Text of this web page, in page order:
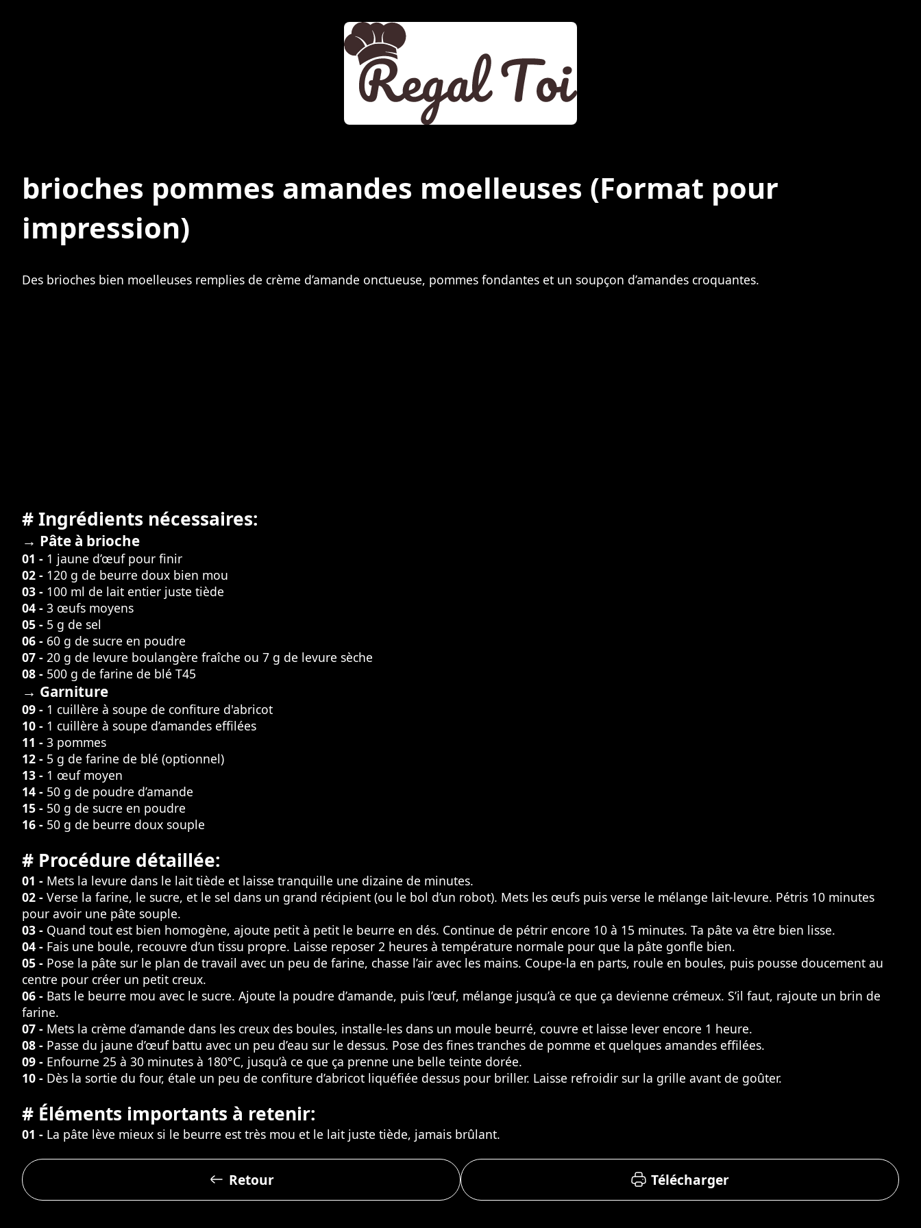
brioches pommes amandes moelleuses (Format pour
impression)
Des brioches bien moelleuses remplies de crème d’amande onctueuse, pommes fondantes et un soupçon d’amandes croquantes.
# Ingrédients nécessaires:
→ Pâte à brioche
01 - 1 jaune d’œuf pour finir
02 - 120 g de beurre doux bien mou
03 - 100 ml de lait entier juste tiède
04 - 3 œufs moyens
05 - 5 g de sel
06 - 60 g de sucre en poudre
07 - 20 g de levure boulangère fraîche ou 7 g de levure sèche
08 - 500 g de farine de blé T45
→ Garniture
09 - 1 cuillère à soupe de confiture d'abricot
10 - 1 cuillère à soupe d’amandes effilées
11 - 3 pommes
12 - 5 g de farine de blé (optionnel)
13 - 1 œuf moyen
14 - 50 g de poudre d’amande
15 - 50 g de sucre en poudre
16 - 50 g de beurre doux souple
# Procédure détaillée:
01 - Mets la levure dans le lait tiède et laisse tranquille une dizaine de minutes.
02 - Verse la farine, le sucre, et le sel dans un grand récipient (ou le bol d’un robot). Mets les œufs puis verse le mélange lait-levure. Pétris 10 minutes
pour avoir une pâte souple.
03 - Quand tout est bien homogène, ajoute petit à petit le beurre en dés. Continue de pétrir encore 10 à 15 minutes. Ta pâte va être bien lisse.
04 - Fais une boule, recouvre d’un tissu propre. Laisse reposer 2 heures à température normale pour que la pâte gonfle bien.
05 - Pose la pâte sur le plan de travail avec un peu de farine, chasse l’air avec les mains. Coupe-la en parts, roule en boules, puis pousse doucement au
centre pour créer un petit creux.
06 - Bats le beurre mou avec le sucre. Ajoute la poudre d’amande, puis l’œuf, mélange jusqu’à ce que ça devienne crémeux. S’il faut, rajoute un brin de
farine.
07 - Mets la crème d’amande dans les creux des boules, installe-les dans un moule beurré, couvre et laisse lever encore 1 heure.
08 - Passe du jaune d’œuf battu avec un peu d’eau sur le dessus. Pose des fines tranches de pomme et quelques amandes effilées.
09 - Enfourne 25 à 30 minutes à 180°C, jusqu’à ce que ça prenne une belle teinte dorée.
10 - Dès la sortie du four, étale un peu de confiture d’abricot liquéfiée dessus pour briller. Laisse refroidir sur la grille avant de goûter.
# Éléments importants à retenir:
01 - La pâte lève mieux si le beurre est très mou et le lait juste tiède, jamais brûlant.
Retour Télécharger